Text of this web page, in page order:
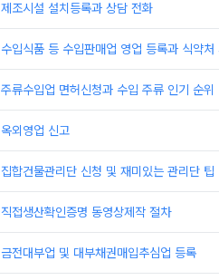
제조시설 설치등록과 상담 전화
수입식품 등 수입판매업 영업 등록과 식약처
주류수입업 면허신청과 수입 주류 인기 순위
옥외영업 신고
집합건물관리단 신청 및 재미있는 관리단 팁
직접생산확인증명 동영상제작 절차
금전대부업 및 대부채권매입추심업 등록